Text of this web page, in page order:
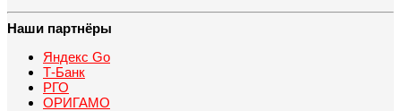
Наши партнёры
Яндекс Go
Т-Банк
РГО
ОРИГАМО